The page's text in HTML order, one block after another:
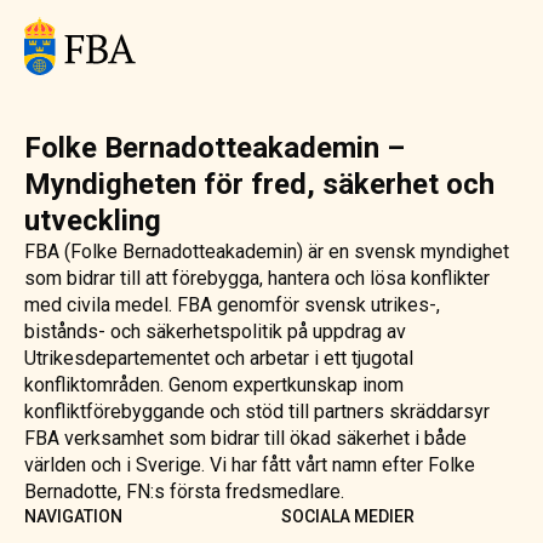
Folke Bernadotteakademin –
Myndigheten för fred, säkerhet och
utveckling
FBA (Folke Bernadotteakademin) är en svensk myndighet
som bidrar till att förebygga, hantera och lösa konflikter
med civila medel. FBA genomför svensk utrikes-,
bistånds- och säkerhetspolitik på uppdrag av
Utrikesdepartementet och arbetar i ett tjugotal
konfliktområden. Genom expertkunskap inom
konfliktförebyggande och stöd till partners skräddarsyr
FBA verksamhet som bidrar till ökad säkerhet i både
världen och i Sverige. Vi har fått vårt namn efter Folke
Bernadotte, FN:s första fredsmedlare.
NAVIGATION SOCIALA MEDIER